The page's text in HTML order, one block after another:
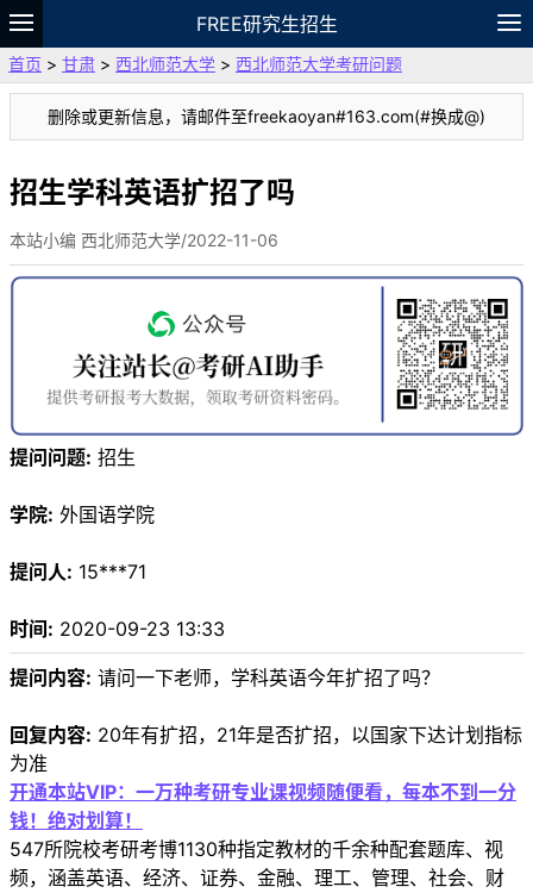
FREE研究生招生
题库
故事 专题 APP 笔记
论坛
VIP
资料
首页 > 甘肃 > 西北师范大学 > 西北师范大学考研问题
删除或更新信息，请邮件至freekaoyan#163.com(#换成@)
招生学科英语扩招了吗
本站小编 西北师范大学/2022-11-06
提问问题: 招生
学院: 外国语学院
提问人: 15***71
时间: 2020-09-23 13:33
提问内容: 请问一下老师，学科英语今年扩招了吗？
回复内容: 20年有扩招，21年是否扩招，以国家下达计划指标
为准
开通本站VIP：一万种考研专业课视频随便看，每本不到一分
钱！绝对划算！
547所院校考研考博1130种指定教材的千余种配套题库、视
频，涵盖英语、经济、证券、金融、理工、管理、社会、财